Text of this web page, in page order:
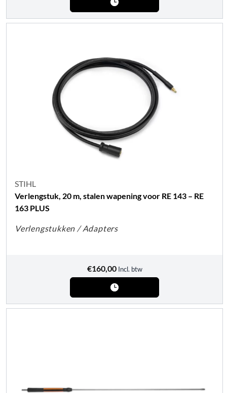
STIHL
Verlengstuk, 20 m, stalen wapening voor RE 143 – RE
163 PLUS
Verlengstukken / Adapters
€160,00 Incl. btw